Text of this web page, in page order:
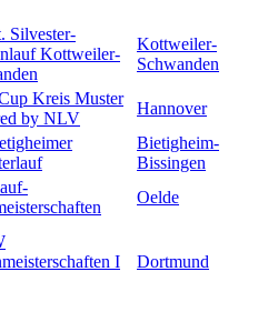
Silvester-
Kottweiler-
Kottweiler-
Schwanden
Kreis Muster
by NLV
Hannover
Bietigheim-
Bissingen
Oelde
I
Dortmund